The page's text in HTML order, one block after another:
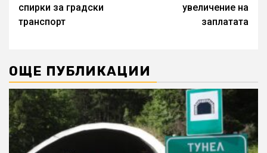
спирки за градски
транспорт
увеличение на
заплатата
ОЩЕ ПУБЛИКАЦИИ